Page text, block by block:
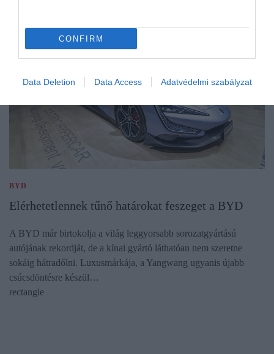
CONFIRM
Data Deletion Data Access Adatvédelmi szabályzat
BYD
Elérhetetlennek tűnő határokat feszeget a BYD
A BYD már birtokolja a világ leggyorsabb sorozatgyártású
autójának rekordját, de a kínai gyártó láthatóan nem szeretne
sokáig hátradőlni. Luxusmárkája, a Yangwang ugyanis újabb
csúcsdöntésre készül…
rectangle